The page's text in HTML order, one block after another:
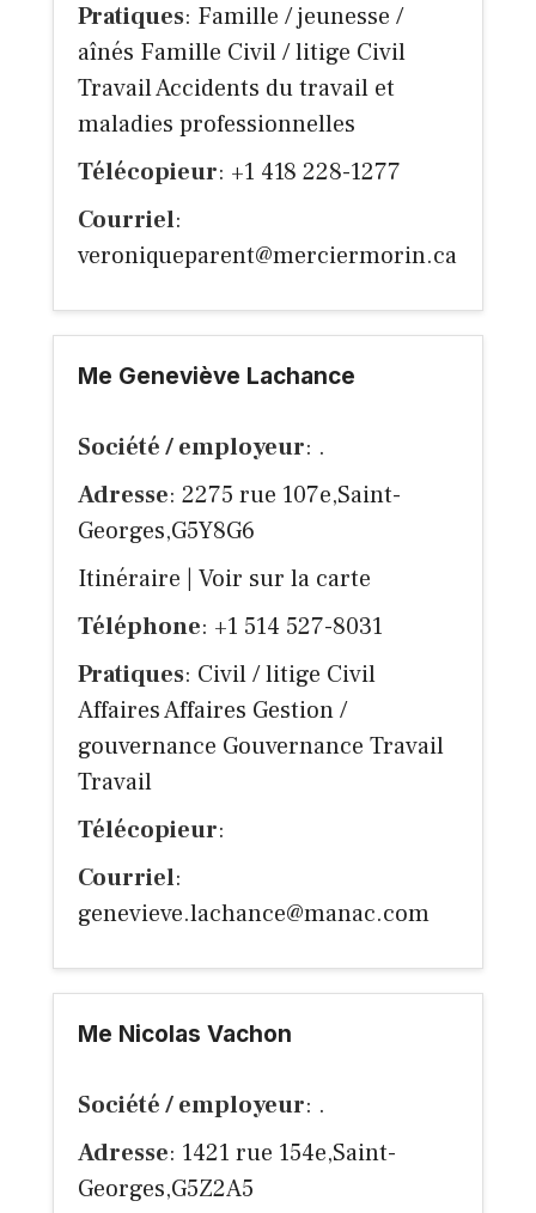
Pratiques: Famille / jeunesse /
aînés Famille Civil / litige Civil
Travail Accidents du travail et
maladies professionnelles
Télécopieur: +1 418 228-1277
Courriel:
veroniqueparent@merciermorin.ca
Me Geneviève Lachance
Société / employeur: .
Adresse: 2275 rue 107e,Saint-
Georges,G5Y8G6
Itinéraire
Voir sur la carte
Téléphone: +1 514 527-8031
Pratiques: Civil / litige Civil
Affaires Affaires Gestion /
gouvernance Gouvernance Travail
Travail
Télécopieur:
Courriel:
genevieve.lachance@manac.com
Me Nicolas Vachon
Société / employeur: .
Adresse: 1421 rue 154e,Saint-
Georges,G5Z2A5